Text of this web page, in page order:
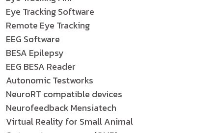
Eye Tracking Software
Remote Eye Tracking
EEG Software
BESA Epilepsy
EEG BESA Reader
Autonomic Testworks
NeuroRT compatible devices
Neurofeedback Mensiatech
Virtual Reality for Small Animal